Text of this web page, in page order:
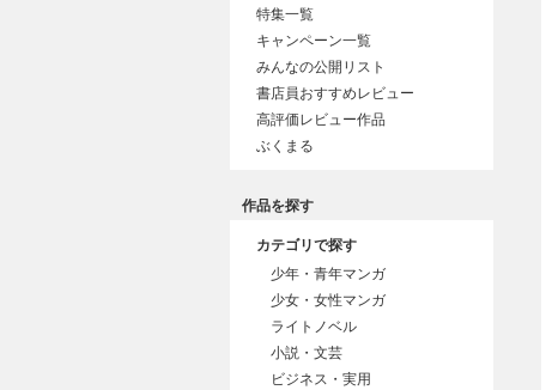
特集一覧
キャンペーン一覧
みんなの公開リスト
書店員おすすめレビュー
高評価レビュー作品
ぶくまる
作品を探す
カテゴリで探す
少年・青年マンガ
少女・女性マンガ
ライトノベル
小説・文芸
ビジネス・実用